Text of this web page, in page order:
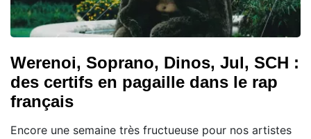
Werenoi, Soprano, Dinos, Jul, SCH :
des certifs en pagaille dans le rap
français
Encore une semaine très fructueuse pour nos artistes